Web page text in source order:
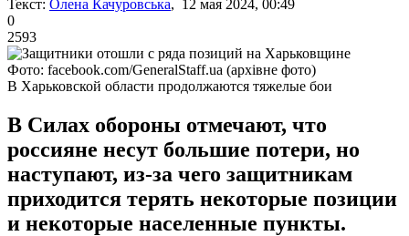
Текст: Олена Качуровська, 12 мая 2024, 00:49
0
2593
Фото: facebook.com/GeneralStaff.ua (архівне фото)
В Харьковской области продолжаются тяжелые бои
В Силах обороны отмечают, что
россияне несут большие потери, но
наступают, из-за чего защитникам
приходится терять некоторые позиции
и некоторые населенные пункты.